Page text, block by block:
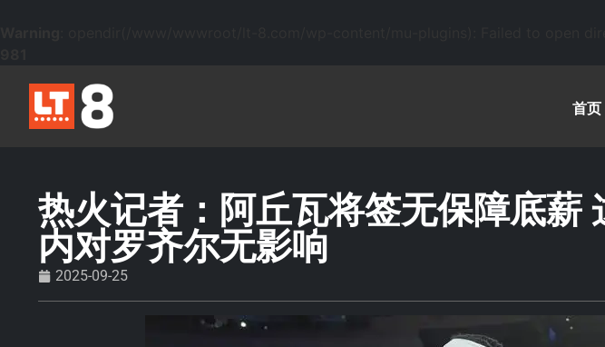
首页
热火记者：阿丘瓦将签无保障底薪
内对罗齐尔无影响
2025-09-25